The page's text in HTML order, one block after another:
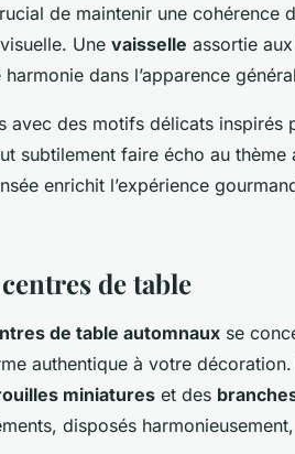
de maintenir une cohérence
Une vaisselle assortie
dans l’apparence
avec des motifs délicats inspirés
subtilement faire écho au
enrichit l’expérience
de table
de table automnaux se
authentique à votre
miniatures et des
disposés